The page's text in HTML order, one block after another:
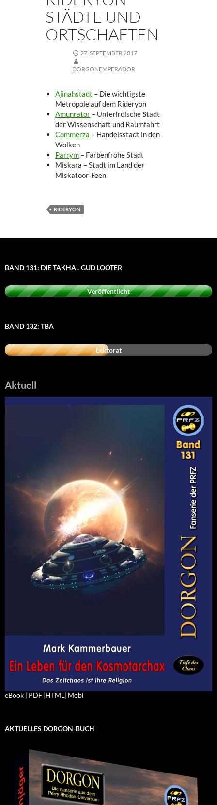
STÄDTE UND
ORTSCHAFTEN
27. SEPTEMBER 2017
DORGONEMPERADOR
Ajinahstadt – Die wichtigste
Metropole auf dem Rideryon
Amunrator – Unterirdische Stadt
der Wissenschaft und Raumfahrt
Commerza – Handelsstadt in den
Wolken
Parrym – Farbenfrohe Stadt
Miskara – Stadt im Land der
Miskatoor-Feen
RIDERYON
BAND 131: DIE TAKHAL GUD LOOTER
Veröffentlicht
BAND 132: TBA
Lektorat
Aktuell
eBook | PDF |HTML| Mobi
AKTUELLES DORGON-BUCH